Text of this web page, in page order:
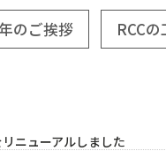
のご挨拶
ニューアルしました